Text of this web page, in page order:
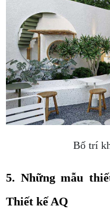
Bố trí
5. Những mẫu
Thiết kế AQ